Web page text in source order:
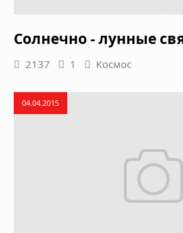
Солнечно - лунные
2137 1 Космос
04.04.2015